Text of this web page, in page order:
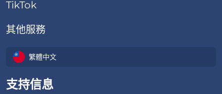
TikTok
其他服務
繁體中文
支持信息